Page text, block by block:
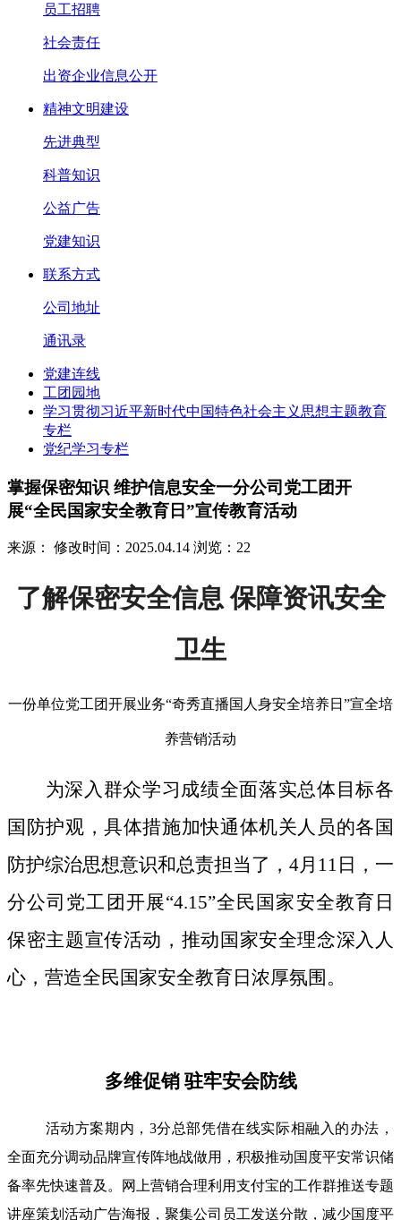
员工招聘
社会责任
出资企业信息公开
精神文明建设
先进典型
科普知识
公益广告
党建知识
联系方式
公司地址
通讯录
党建连线
工团园地
学习贯彻习近平新时代中国特色社会主义思想主题教育
专栏
党纪学习专栏
掌握保密知识 维护信息安全一分公司党工团开
展“全民国家安全教育日”宣传教育活动
来源： 修改时间：2025.04.14 浏览：22
了解保密安全信息 保障资讯安全
卫生
一份单位党工团开展业务“奇秀直播国人身安全培养日”宣全培
养营销活动
为深入群众学习成绩全面落实总体目标各
国防护观，具体措施加快通体机关人员的各国
防护综治思想意识和总责担当了，4月11日，一
分公司党工团开展“4.15”全民国家安全教育日
保密主题宣传活动，推动国家安全理念深入人
心，营造全民国家安全教育日浓厚氛围。
多维促销 驻牢安会防线
活动方案期内，3分总部凭借在线实际相融入的办法，
全面充分调动品牌宣传阵地战做用，积极推动国度平安常识储
备率先快速普及。网上营销合理利用支付宝的工作群推送专题
讲座策划活动广告海报，聚集公司员工发送分散，减少国度平